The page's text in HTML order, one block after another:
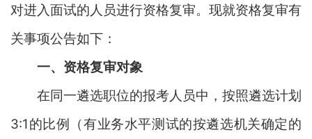
对进入面试的人员进行资格复审。现就资格复审有
关事项公告如下：
一、资格复审对象
在同一遴选职位的报考人员中，按照遴选计划
3:1的比例（有业务水平测试的按遴选机关确定的